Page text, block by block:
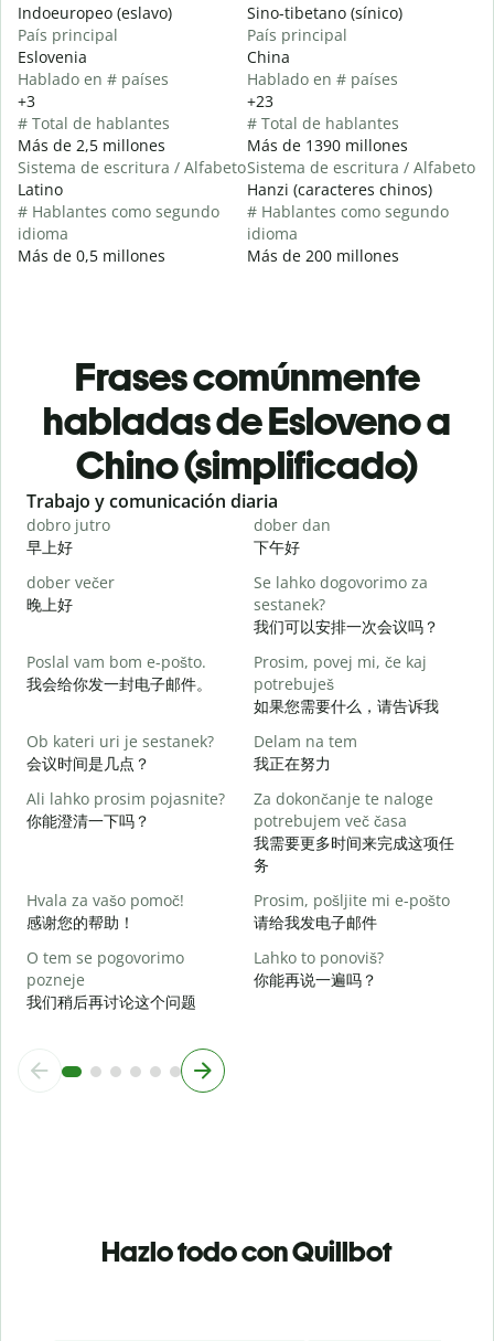
Indoeuropeo (eslavo)
País principal
Eslovenia
Hablado en # países
+3
# Total de hablantes
Más de 2,5 millones
Sistema de escritura / Alfabeto
Latino
# Hablantes como segundo
idioma
Más de 0,5 millones
Sino-tibetano (sínico)
País principal
China
Hablado en # países
+23
# Total de hablantes
Más de 1390 millones
Sistema de escritura / Alfabeto
Hanzi (caracteres chinos)
# Hablantes como segundo
idioma
Más de 200 millones
Frases comúnmente
habladas de Esloveno a
Chino (simplificado)
Slide 1 of 6
Trabajo y comunicación diaria
dobro jutro
早上好
dober dan
下午好
dober večer
晚上好
Se lahko dogovorimo za
sestanek?
我们可以安排一次会议吗？
Poslal vam bom e-pošto.
我会给你发一封电子邮件。
Prosim, povej mi, če kaj
potrebuješ
如果您需要什么，请告诉我
Ob kateri uri je sestanek?
会议时间是几点？
Delam na tem
我正在努力
Ali lahko prosim pojasnite?
你能澄清一下吗？
Za dokončanje te naloge
potrebujem več časa
我需要更多时间来完成这项任
务
Hvala za vašo pomoč!
感谢您的帮助！
Prosim, pošljite mi e-pošto
请给我发电子邮件
O tem se pogovorimo
pozneje
我们稍后再讨论这个问题
Lahko to ponoviš?
你能再说一遍吗？
Hazlo todo con Quillbot